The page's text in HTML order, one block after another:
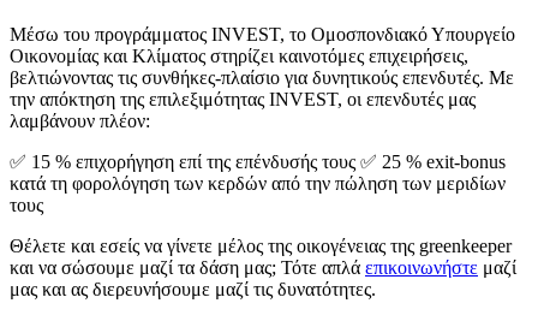
Μέσω του προγράμματος INVEST, το Ομοσπονδιακό Υπουργείο
Οικονομίας και Κλίματος στηρίζει καινοτόμες επιχειρήσεις,
βελτιώνοντας τις συνθήκες-πλαίσιο για δυνητικούς επενδυτές. Με
την απόκτηση της επιλεξιμότητας INVEST, οι επενδυτές μας
λαμβάνουν πλέον:
✅ 15 % επιχορήγηση επί της επένδυσής τους ✅ 25 % exit-bonus
κατά τη φορολόγηση των κερδών από την πώληση των μεριδίων
τους
Θέλετε και εσείς να γίνετε μέλος της οικογένειας της greenkeeper
και να σώσουμε μαζί τα δάση μας; Τότε απλά επικοινωνήστε μαζί
μας και ας διερευνήσουμε μαζί τις δυνατότητες.